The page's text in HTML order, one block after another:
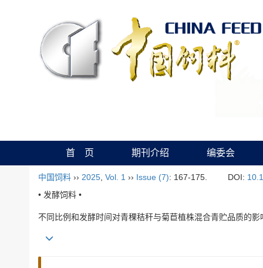
首 页 期刊介绍 编委会
中国饲料 ›› 2025 Vol. 1 ›› Issue (7): 167-175. DOI:
• 发酵饲料 •
不同比例和发酵时间对青稞秸秆与菊苣植株混合青贮品质的影